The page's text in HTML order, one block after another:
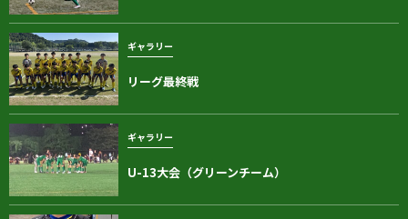
ギャラリー
リーグ最終戦
ギャラリー
U-13大会（グリーンチーム）